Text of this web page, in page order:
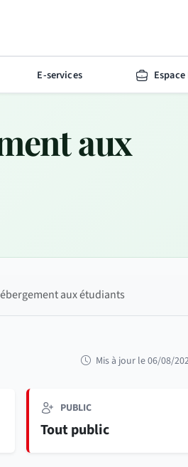
E-services
aux
aux étudiants
Mis à jour le 06/08/
PUBLIC
Tout public